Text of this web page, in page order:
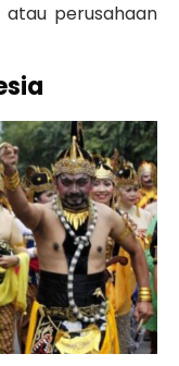
atau perusahaan